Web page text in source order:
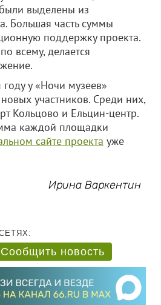
выделены из
Большая часть суммы
поддержку проекта.
всему, делается
у «Ночи музеев»
участников. Среди них,
Кольцово и Ельцин-центр.
каждой площадки
сайте проекта уже
Ирина Варкентин
Сообщить новость